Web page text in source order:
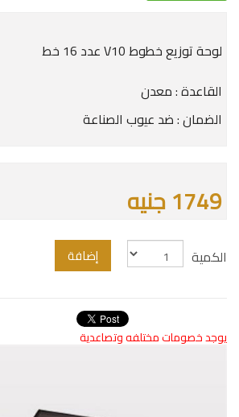
لوحة توزيع خطوط V10 عدد 16 خط
القاعدة : معدن
الضمان : ضد عيوب الصناعة
1749 جنيه
الكمية إضافة
يوجد خصومات مختلفه وتصاعدية